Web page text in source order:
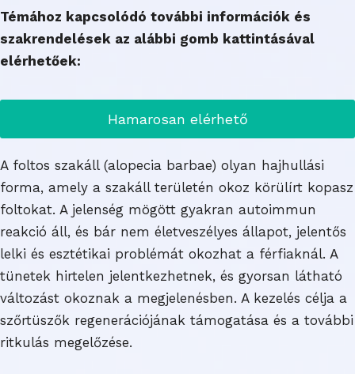
Témához kapcsolódó további információk és
szakrendelések az alábbi gomb kattintásával
elérhetőek:
Hamarosan elérhető
A foltos szakáll (alopecia barbae) olyan hajhullási
forma, amely a szakáll területén okoz körülírt kopasz
foltokat. A jelenség mögött gyakran autoimmun
reakció áll, és bár nem életveszélyes állapot, jelentős
lelki és esztétikai problémát okozhat a férfiaknál. A
tünetek hirtelen jelentkezhetnek, és gyorsan látható
változást okoznak a megjelenésben. A kezelés célja a
szőrtüszők regenerációjának támogatása és a további
ritkulás megelőzése.